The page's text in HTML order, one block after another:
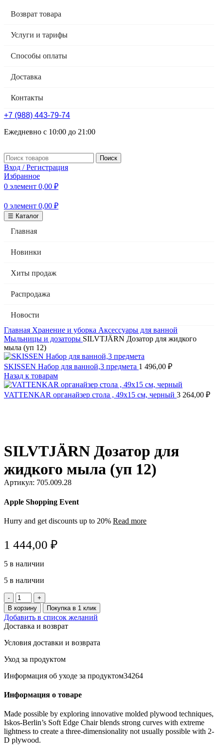
Возврат товара
Услуги и тарифы
Способы оплаты
Доставка
Контакты
+7 (988) 443-79-74
Ежедневно с 10:00 до 21:00
Поиск
Вход / Регистрация
Избранное
0 элемент 0,00 ₽
0 элемент 0,00 ₽
☰ Каталог
Главная
Новинки
Хиты продаж
Распродажа
Новости
Главная Хранение и уборка Аксессуары для ванной
Мыльницы и дозаторы SILVTJÄRN Дозатор для жидкого
мыла (уп 12)
SKISSEN Набор для ванной,3 предмета 1 496,00 ₽
Назад к товарам
VATTENKAR органайзер стола , 49x15 см, черный 3 264,00 ₽
SILVTJÄRN Дозатор для
жидкого мыла (уп 12)
Артикул: 705.009.28
Apple Shopping Event
Hurry and get discounts up to 20% Read more
1 444,00 ₽
5 в наличии
5 в наличии
Количество
товара
SILVTJÄRN
Дозатор
для
жидкого
(уп
В корзину Покупка в 1 клик
Добавить в список желаний
Доставка и возврат
Условия доставки и возврата
Уход за продуктом
Информация об уходе за продуктом34264
Информация о товаре
Made possible by exploring innovative molded plywood techniques,
Iskos-Berlin’s Soft Edge Chair blends strong curves with extreme
lightness to create a three-dimensionality not usually possible with 2-
D plywood.